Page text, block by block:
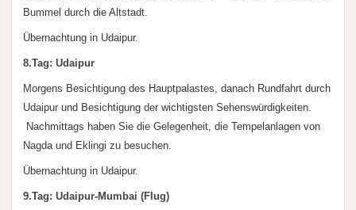
Bummel durch die Altstadt.
Übernachtung in Udaipur.
8.Tag: Udaipur
Morgens Besichtigung des Hauptpalastes, danach Rundfahrt durch
Udaipur und Besichtigung der wichtigsten Sehenswürdigkeiten.
Nachmittags haben Sie die Gelegenheit, die Tempelanlagen von
Nagda und Eklingi zu besuchen.
Übernachtung in Udaipur.
9.Tag: Udaipur-Mumbai (Flug)